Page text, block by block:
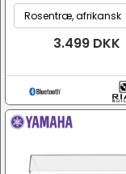
3.499 DKK